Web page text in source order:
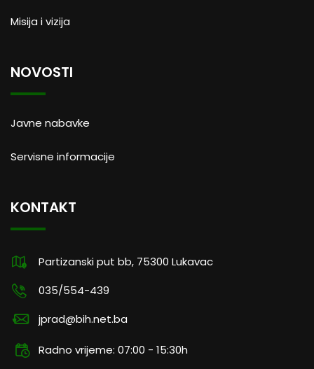
Misija i vizija
NOVOSTI
Javne nabavke
Servisne informacije
KONTAKT
Partizanski put bb, 75300 Lukavac
035/554-439
jprad@bih.net.ba
Radno vrijeme: 07:00 - 15:30h